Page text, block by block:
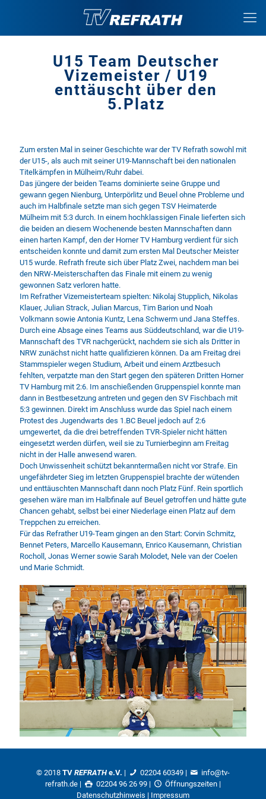
U15 Team Deutscher
Vizemeister / U19
enttäuscht über den
5.Platz
Zum ersten Mal in seiner Geschichte war der TV Refrath sowohl mit
der U15-, als auch mit seiner U19-Mannschaft bei den nationalen
Titelkämpfen in Mülheim/Ruhr dabei.
Das jüngere der beiden Teams dominierte seine Gruppe und
gewann gegen Nienburg, Unterpörlitz und Beuel ohne Probleme und
auch im Halbfinale setzte man sich gegen TSV Heimaterde
Mülheim mit 5:3 durch. In einem hochklassigen Finale lieferten sich
die beiden an diesem Wochenende besten Mannschaften dann
einen harten Kampf, den der Horner TV Hamburg verdient für sich
entscheiden konnte und damit zum ersten Mal Deutscher Meister
U15 wurde. Refrath freute sich über Platz Zwei, nachdem man bei
den NRW-Meisterschaften das Finale mit einem zu wenig
gewonnen Satz verloren hatte.
Im Refrather Vizemeisterteam spielten: Nikolaj Stupplich, Nikolas
Klauer, Julian Strack, Julian Marcus, Tim Barion und Noah
Volkmann sowie Antonia Kuntz, Lena Schwerm und Jana Steffes.
Durch eine Absage eines Teams aus Süddeutschland, war die U19-
Mannschaft des TVR nachgerückt, nachdem sie sich als Dritter in
NRW zunächst nicht hatte qualifizieren können. Da am Freitag drei
Stammspieler wegen Studium, Arbeit und einem Arztbesuch
fehlten, verpatzte man den Start gegen den späteren Dritten Horner
TV Hamburg mit 2:6. Im anschießenden Gruppenspiel konnte man
dann in Bestbesetzung antreten und gegen den SV Fischbach mit
5:3 gewinnen. Direkt im Anschluss wurde das Spiel nach einem
Protest des Jugendwarts des 1.BC Beuel jedoch auf 2:6
umgewertet, da die drei betreffenden TVR-Spieler nicht hätten
eingesetzt werden dürfen, weil sie zu Turnierbeginn am Freitag
nicht in der Halle anwesend waren.
Doch Unwissenheit schützt bekanntermaßen nicht vor Strafe. Ein
ungefährdeter Sieg im letzten Gruppenspiel brachte der wütenden
und enttäuschten Mannschaft dann noch Platz Fünf. Rein sportlich
gesehen wäre man im Halbfinale auf Beuel getroffen und hätte gute
Chancen gehabt, selbst bei einer Niederlage einen Platz auf dem
Treppchen zu erreichen.
Für das Refrather U19-Team gingen an den Start: Corvin Schmitz,
Bennet Peters, Marcello Kausemann, Enrico Kausemann, Christian
Rocholl, Jonas Werner sowie Sarah Molodet, Nele van der Coelen
und Marie Schmidt.
© 2018 TV REFRATHe.V. | 02204 60349 |
info@tv-
refrath.de | 02204 96 26 99 | Öffnungszeiten|
Datenschutzhinweis | Impressum